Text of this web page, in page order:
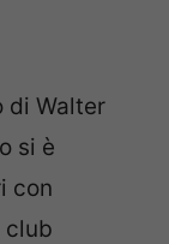
di Walter
si è
con
club